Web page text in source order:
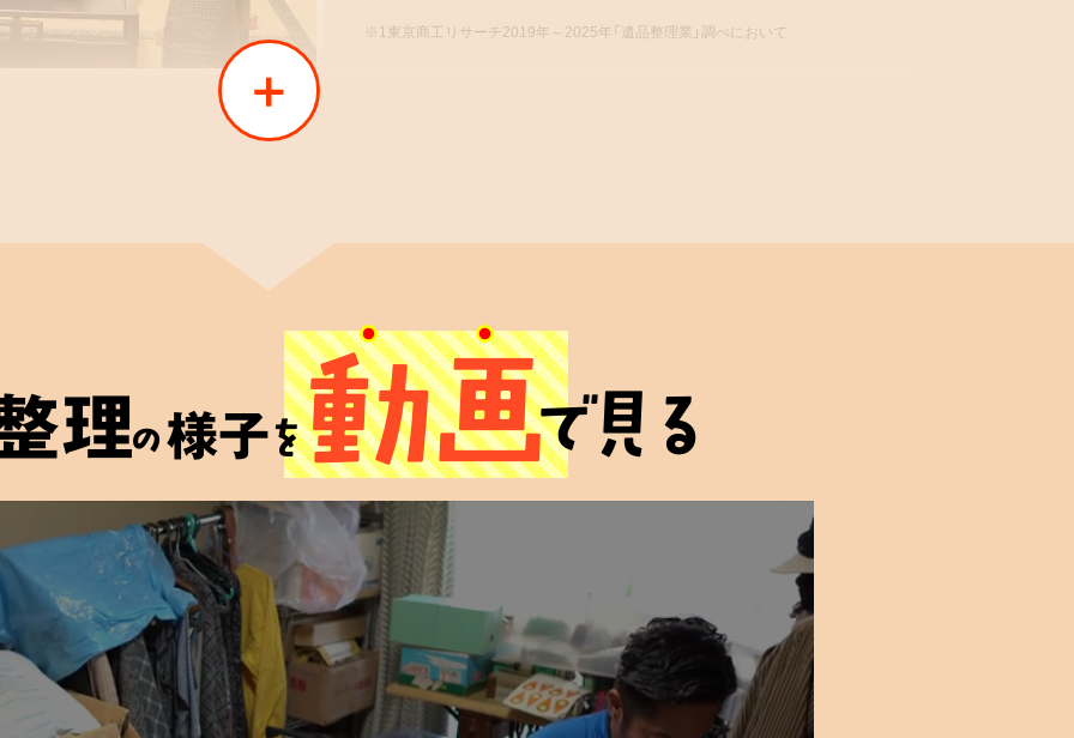
※1東京商工リサーチ2019年～2025年「遺品整理業」調べにおいて
資格です。
ており、
理を
。
ご遺品をその場で
理の様子を動画で見る